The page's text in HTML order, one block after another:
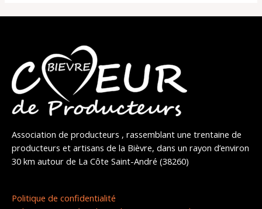
Association de producteurs , rassemblant une trentaine de
producteurs et artisans de la Bièvre, dans un rayon d’environ
30 km autour de La Côte Saint-André (38260)
Politique de confidentialité